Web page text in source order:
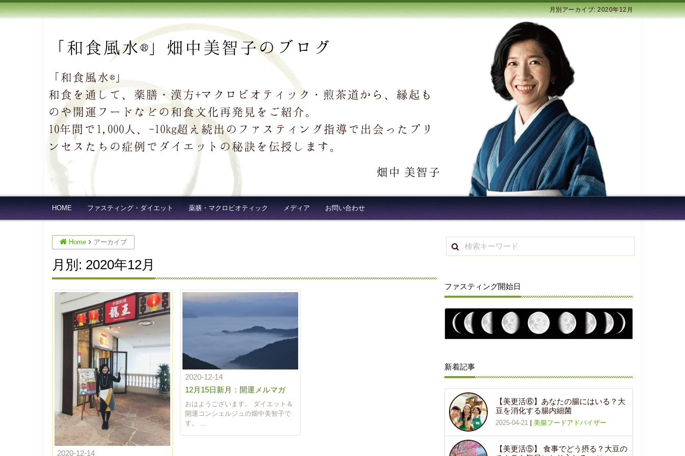
月別アーカイブ: 2020年12月
「和食風水®」畑中美智子のブログ
「和食風水®」
和食を通して、薬膳・漢方+マクロビオティック・煎茶道から、縁起も
のや開運フードなどの和食文化再発見をご紹介。
10年間で1,000人、-10kg超え続出のファスティング指導で出会ったプリ
ンセスたちの症例でダイエットの秘訣を伝授します。
畑中 美智子
HOME ファスティング・ダイエット 薬膳・マクロビオティック メディア お問い合わせ
Home アーカイブ
月別: 2020年12月
2020-12-14
2020-12-14
12月15日新月：開運メルマガ
おはようございます。 ダイエット＆
開運コンシェルジュの畑中美智子で
す。 ...
ファスティング開始日
新着記事
【美更活⑥】あなたの腸にはいる？大
豆を消化する腸内細菌
2025-04-21 |美腸フードアドバイザー
【美更活⑤】 食事でどう摂る？大豆の